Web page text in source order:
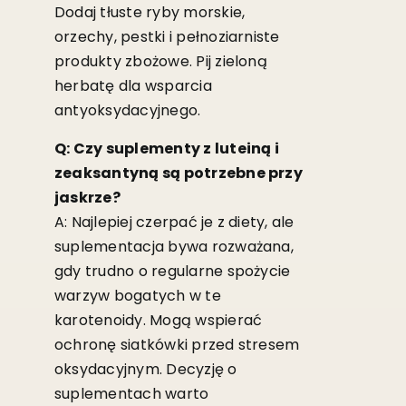
Dodaj tłuste ryby morskie,
orzechy, pestki i pełnoziarniste
produkty zbożowe. Pij zieloną
herbatę dla wsparcia
antyoksydacyjnego.
Q: Czy suplementy z luteiną i
zeaksantyną są potrzebne przy
jaskrze?
A: Najlepiej czerpać je z diety, ale
suplementacja bywa rozważana,
gdy trudno o regularne spożycie
warzyw bogatych w te
karotenoidy. Mogą wspierać
ochronę siatkówki przed stresem
oksydacyjnym. Decyzję o
suplementach warto